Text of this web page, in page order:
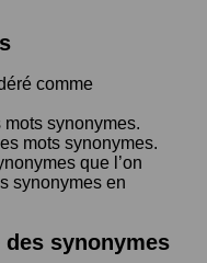
comme
mots synonymes.
mots synonymes.
que l’on
synonymes en
des synonymes